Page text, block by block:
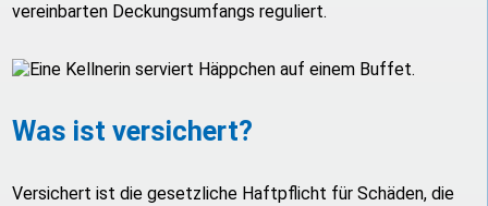
vereinbarten Deckungsumfangs reguliert.
Was ist versichert?
Versichert ist die gesetzliche Haftpflicht für Schäden, die